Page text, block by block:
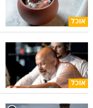
אוכל
אוכל